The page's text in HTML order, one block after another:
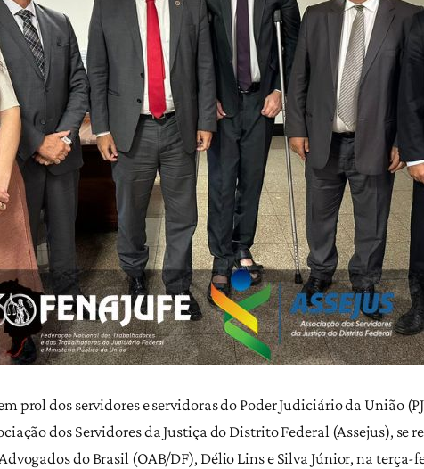
prol dos servidores e servidoras do Poder Judiciário da União
dos Servidores da Justiça do Distrito Federal (Assejus),
do Brasil (OAB/DF), Délio Lins e Silva Júnior, na terça-